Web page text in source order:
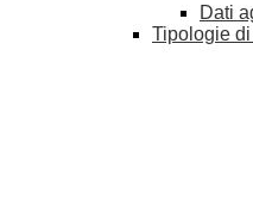
Dati
Tipologie